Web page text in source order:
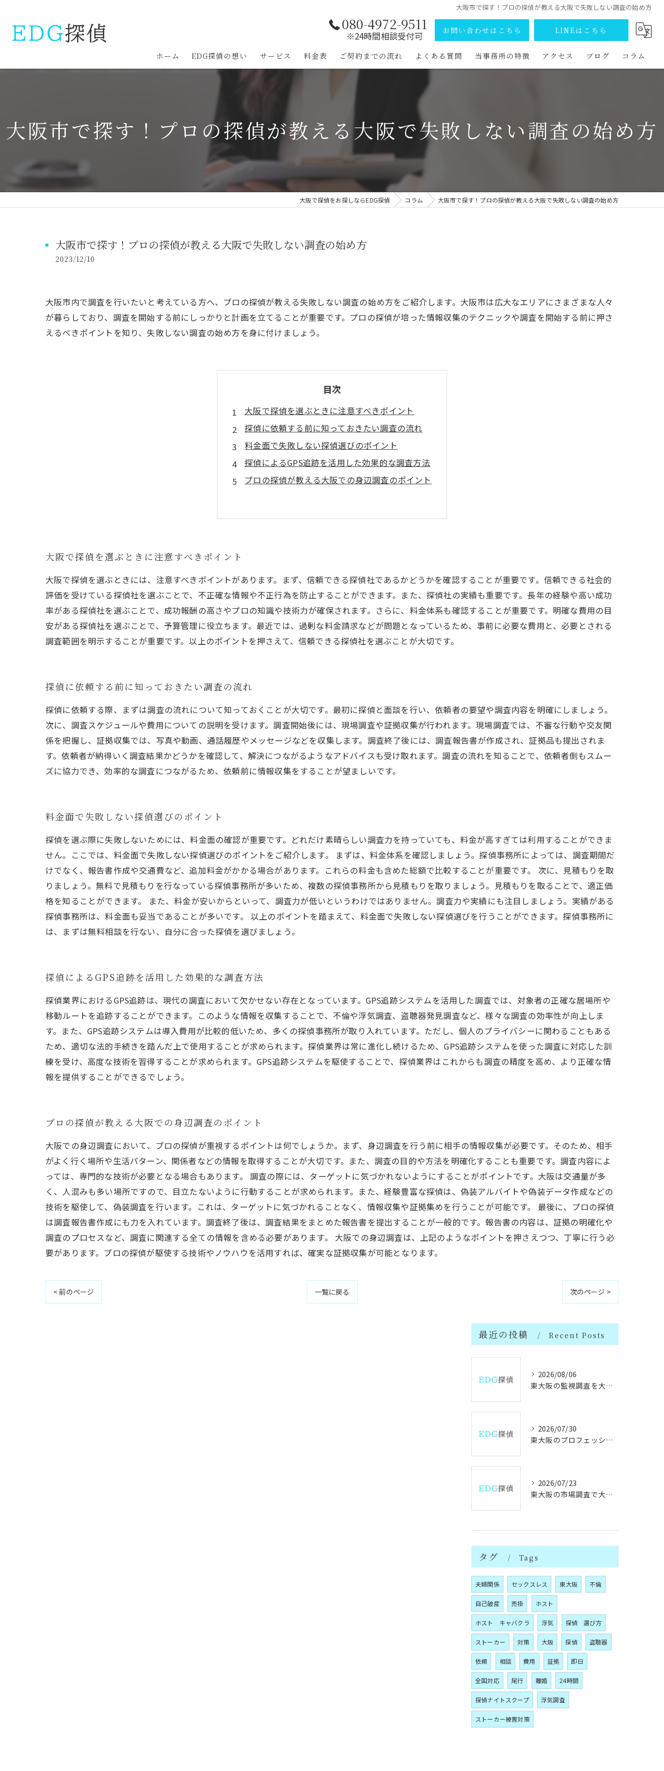
大阪市で探す！プロの探偵が教える大阪で失敗しない調査の始め方
080-4972-9511
※24時間相談受付可 お問い合わせはこちら LINEはこちら
ホーム EDG探偵の想い サービス 料金表 ご契約までの流れ よくある質問 当事務所の特徴
浮気
アクセス ブログ コラム
大阪市で探す！プロの探偵が教える大阪で失敗しない調査の始め方
大阪で探偵をお探しならEDG探偵 コラム 大阪市で探す！プロの探偵が教える大阪で失敗しない調査の始め方
大阪市で探す！プロの探偵が教える大阪で失敗しない調査の始め方
2023/12/10
大阪市内で調査を行いたいと考えている方へ、プロの探偵が教える失敗しない調査の始め方をご紹介します。大阪市は広大なエリアにさまざまな人々
が暮らしており、調査を開始する前にしっかりと計画を立てることが重要です。プロの探偵が培った情報収集のテクニックや調査を開始する前に押さ
えるべきポイントを知り、失敗しない調査の始め方を身に付けましょう。
目次
大阪で探偵を選ぶときに注意すべきポイント
探偵に依頼する前に知っておきたい調査の流れ
料金面で失敗しない探偵選びのポイント
探偵によるGPS追跡を活用した効果的な調査方法
プロの探偵が教える大阪での身辺調査のポイント
大阪で探偵を選ぶときに注意すべきポイント
大阪で探偵を選ぶときには、注意すべきポイントがあります。まず、信頼できる探偵社であるかどうかを確認することが重要です。信頼できる社会的
評価を受けている探偵社を選ぶことで、不正確な情報や不正行為を防止することができます。また、探偵社の実績も重要です。長年の経験や高い成功
率がある探偵社を選ぶことで、成功報酬の高さやプロの知識や技術力が確保されます。さらに、料金体系も確認することが重要です。明確な費用の目
安がある探偵社を選ぶことで、予算管理に役立ちます。最近では、過剰な料金請求などが問題となっているため、事前に必要な費用と、必要とされる
調査範囲を明示することが重要です。以上のポイントを押さえて、信頼できる探偵社を選ぶことが大切です。
探偵に依頼する前に知っておきたい調査の流れ
探偵に依頼する際、まずは調査の流れについて知っておくことが大切です。最初に探偵と面談を行い、依頼者の要望や調査内容を明確にしましょう。
次に、調査スケジュールや費用についての説明を受けます。調査開始後には、現場調査や証拠収集が行われます。現場調査では、不審な行動や交友関
係を把握し、証拠収集では、写真や動画、通話履歴やメッセージなどを収集します。調査終了後には、調査報告書が作成され、証拠品も提出されま
す。依頼者が納得いく調査結果かどうかを確認して、解決につながるようなアドバイスも受け取れます。調査の流れを知ることで、依頼者側もスムー
ズに協力でき、効率的な調査につながるため、依頼前に情報収集をすることが望ましいです。
料金面で失敗しない探偵選びのポイント
探偵を選ぶ際に失敗しないためには、料金面の確認が重要です。どれだけ素晴らしい調査力を持っていても、料金が高すぎては利用することができま
せん。ここでは、料金面で失敗しない探偵選びのポイントをご紹介します。 まずは、料金体系を確認しましょう。探偵事務所によっては、調査期間だ
けでなく、報告書作成や交通費など、追加料金がかかる場合があります。これらの料金も含めた総額で比較することが重要です。 次に、見積もりを取
りましょう。無料で見積もりを行なっている探偵事務所が多いため、複数の探偵事務所から見積もりを取りましょう。見積もりを取ることで、適正価
格を知ることができます。 また、料金が安いからといって、調査力が低いというわけではありません。調査力や実績にも注目しましょう。実績がある
探偵事務所は、料金面も妥当であることが多いです。 以上のポイントを踏まえて、料金面で失敗しない探偵選びを行うことができます。探偵事務所に
は、まずは無料相談を行ない、自分に合った探偵を選びましょう。
探偵によるGPS追跡を活用した効果的な調査方法
探偵業界におけるGPS追跡は、現代の調査において欠かせない存在となっています。GPS追跡システムを活用した調査では、対象者の正確な居場所や
移動ルートを追跡することができます。このような情報を収集することで、不倫や浮気調査、盗聴器発見調査など、様々な調査の効率性が向上しま
す。また、GPS追跡システムは導入費用が比較的低いため、多くの探偵事務所が取り入れています。ただし、個人のプライバシーに関わることもある
ため、適切な法的手続きを踏んだ上で使用することが求められます。探偵業界は常に進化し続けるため、GPS追跡システムを使った調査に対応した訓
練を受け、高度な技術を習得することが求められます。GPS追跡システムを駆使することで、探偵業界はこれからも調査の精度を高め、より正確な情
報を提供することができるでしょう。
プロの探偵が教える大阪での身辺調査のポイント
大阪での身辺調査において、プロの探偵が重視するポイントは何でしょうか。まず、身辺調査を行う前に相手の情報収集が必要です。そのため、相手
がよく行く場所や生活パターン、関係者などの情報を取得することが大切です。また、調査の目的や方法を明確化することも重要です。調査内容によ
っては、専門的な技術が必要となる場合もあります。 調査の際には、ターゲットに気づかれないようにすることがポイントです。大阪は交通量が多
く、人混みも多い場所ですので、目立たないように行動することが求められます。また、経験豊富な探偵は、偽装アルバイトや偽装データ作成などの
技術を駆使して、偽装調査を行います。これは、ターゲットに気づかれることなく、情報収集や証拠集めを行うことが可能です。 最後に、プロの探偵
は調査報告書作成にも力を入れています。調査終了後は、調査結果をまとめた報告書を提出することが一般的です。報告書の内容は、証拠の明確化や
調査のプロセスなど、調査に関連する全ての情報を含める必要があります。 大阪での身辺調査は、上記のようなポイントを押さえつつ、丁寧に行う必
要があります。プロの探偵が駆使する技術やノウハウを活用すれば、確実な証拠収集が可能となります。
< 前のページ 一覧に戻る 次のページ >
最近の投稿 Recent Posts
2026/08/06
東大阪の監視調査を大阪府で行う際の実務ポイントと探偵活用時の条例注意点
2026/07/30
東大阪のプロフェッショナル探偵と信頼できる人物情報の見極め方
2026/07/23
東大阪の市場調査で大阪府製造業の成長と課題を徹底分析
タグ Tags
夫婦関係 セックスレス 東大阪 不倫
自己破産 売掛 ホスト
ホスト キャバクラ 浮気 探偵 選び方
ストーカー 対策 大阪 探偵 盗聴器
依頼 相談 費用 証拠 即日
全国対応 尾行 離婚 24時間
探偵ナイトスクープ 浮気調査
ストーカー被害対策